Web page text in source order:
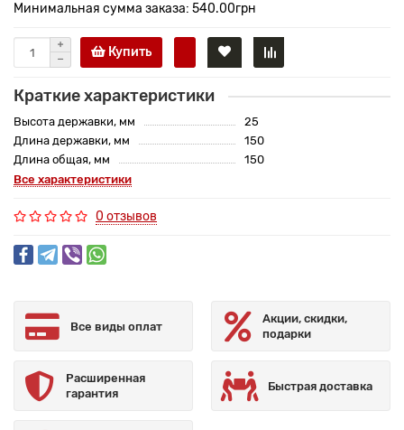
Минимальная сумма заказа: 540.00грн
Купить
Краткие характеристики
Высота державки, мм
25
Длина державки, мм
150
Длина общая, мм
150
Все характеристики
0 отзывов
Все виды оплат
Акции, скидки,
подарки
Расширенная
гарантия
Быстрая доставка